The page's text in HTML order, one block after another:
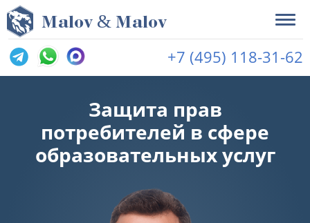
Malov & Malov
+7 (495) 118-31-62
Защита прав
потребителей в сфере
образовательных услуг